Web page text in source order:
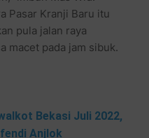
Pasar Kranji Baru itu
pula jalan raya
macet pada jam sibuk.
Bekasi Juli 2022,
Anjlok